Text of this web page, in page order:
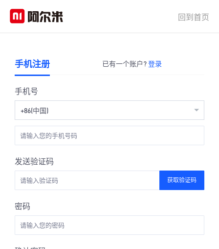
回到首页
手机注册 已有一个账户?登录
手机号
+86(中国)
发送验证码
获取验证码
密码